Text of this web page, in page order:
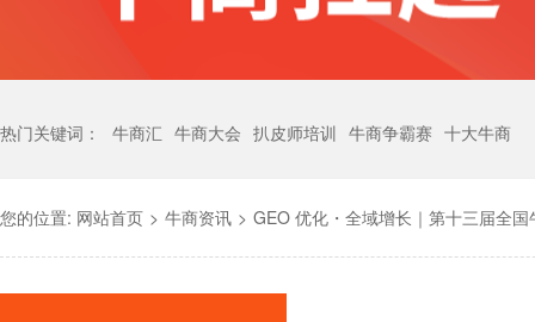
热门关键词： 牛商汇 牛商大会 扒皮师培训 牛商争霸赛 十大牛商
您的位置: 网站首页 > 牛商资讯 > GEO 优化・全域增长｜第十三届全